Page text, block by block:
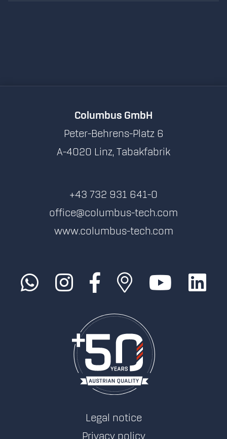
Columbus GmbH
Peter-Behrens-Platz 6
A-4020 Linz, Tabakfabrik
+43 732 931 641-0
office@columbus-tech.com
www.columbus-tech.com
Legal notice
Privacy policy